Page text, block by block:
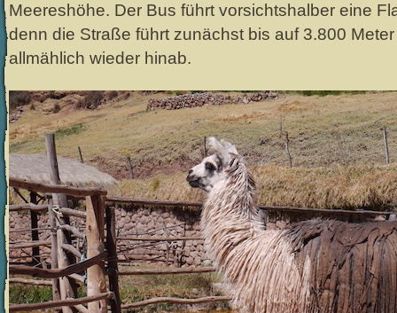
Meereshöhe. Der Bus führt vorsichtshalber eine
denn die Straße führt zunächst bis auf 3.800
allmählich wieder hinab.